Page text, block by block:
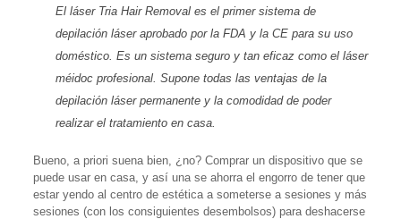
El láser Tria Hair Removal es el primer sistema de
depilación láser aprobado por la FDA y la CE para su uso
doméstico. Es un sistema seguro y tan eficaz como el láser
méidoc profesional. Supone todas las ventajas de la
depilación láser permanente y la comodidad de poder
realizar el tratamiento en casa.
Bueno, a priori suena bien, ¿no? Comprar un dispositivo que se
puede usar en casa, y así una se ahorra el engorro de tener que
estar yendo al centro de estética a someterse a sesiones y más
sesiones (con los consiguientes desembolsos) para deshacerse